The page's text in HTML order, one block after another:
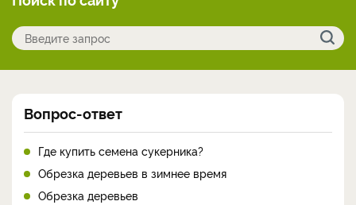
Вопрос-ответ
Где купить семена сукерника?
Обрезка деревьев в зимнее время
Обрезка деревьев